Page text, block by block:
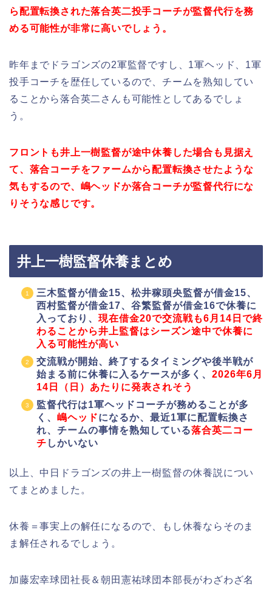
ら配置転換された落合英二投手コーチが監督代行を務
める可能性が非常に高いでしょう。
昨年までドラゴンズの2軍監督ですし、1軍ヘッド、1軍
投手コーチを歴任しているので、チームを熟知してい
ることから落合英二さんも可能性としてあるでしょ
う。
フロントも井上一樹監督が途中休養した場合も見据え
て、落合コーチをファームから配置転換させたような
気もするので、嶋ヘッドか落合コーチが監督代行にな
りそうな感じです。
井上一樹監督休養まとめ
三木監督が借金15、松井稼頭央監督が借金15、
西村監督が借金17、谷繁監督が借金16で休養に
入っており、 現在借金20で交流戦も6月14日で終
わることから井上監督はシーズン途中で休養に
入る可能性が高い
交流戦が開始、終了するタイミングや後半戦が
始まる前に休養に入るケースが多く、 2026年6月
14日（日）あたりに発表されそう
監督代行は1軍ヘッドコーチが務めることが多
く、 嶋ヘッドになるか、最近1軍に配置転換さ
れ、チームの事情を熟知している落合英二コー
チ しかいない
以上、中日ドラゴンズの井上一樹監督の休養説につい
てまとめました。
休養＝事実上の解任になるので、もし休養ならそのま
ま解任されるでしょう。
加藤宏幸球団社長＆朝田憲祐球団本部長がわざわざ名